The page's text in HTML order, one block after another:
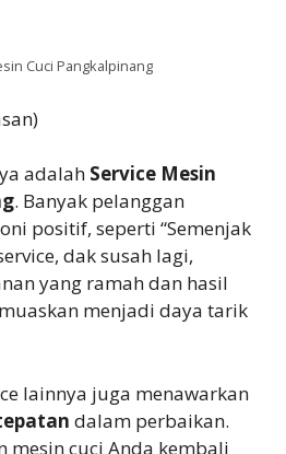
Cuci Pangkalpinang
adalah Service Mesin
. Banyak pelanggan
positif, seperti “Semenjak
dak susah lagi,
yang ramah dan hasil
menjadi daya tarik
lainnya juga menawarkan
dalam perbaikan.
mesin cuci Anda kembali